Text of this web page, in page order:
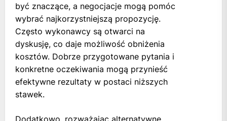
być znaczące, a negocjacje mogą pomóc
wybrać najkorzystniejszą propozycję.
Często wykonawcy są otwarci na
dyskusję, co daje możliwość obniżenia
kosztów. Dobrze przygotowane pytania i
konkretne oczekiwania mogą przynieść
efektywne rezultaty w postaci niższych
stawek.
Dodatkowo, rozważając alternatywne